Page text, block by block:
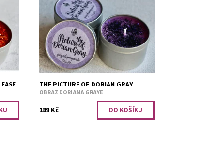
Šťavnaté červené granátové jablko.
Dostupnost:
Skladem 1
Kód:
2844
THE PICTURE OF DORIAN GRAY
OBRAZ DORIANA GRAYE
189 Kč